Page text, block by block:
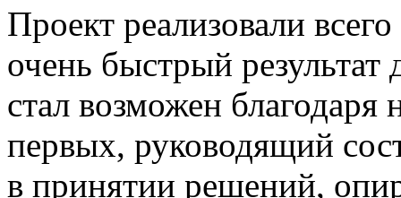
Проект реализовали
очень быстрый
стал возможен
первых, руководящий
в принятии решений,